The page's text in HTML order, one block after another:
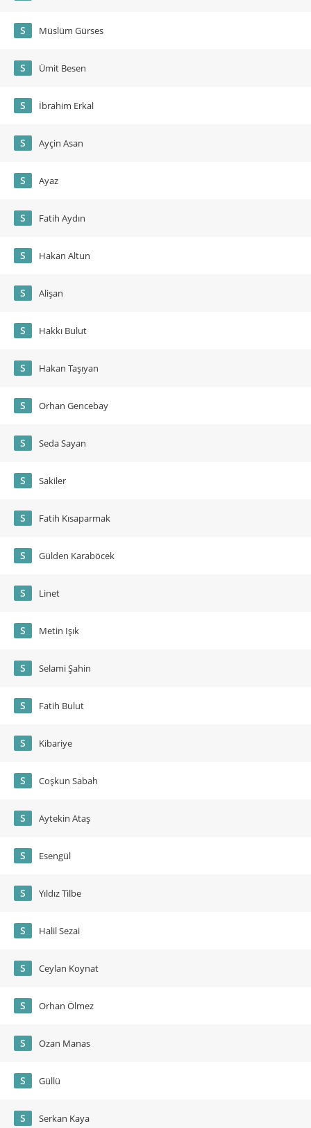
S Müslüm Gürses
S Ümit Besen
S İbrahim Erkal
S Ayçin Asan
S Ayaz
S Fatih Aydın
S Hakan Altun
S Alişan
S Hakkı Bulut
S Hakan Taşıyan
S Orhan Gencebay
S Seda Sayan
S Sakiler
S Fatih Kısaparmak
S Gülden Karaböcek
S Linet
S Metin Işık
S Selami Şahin
S Fatih Bulut
S Kibariye
S Coşkun Sabah
S Aytekin Ataş
S Esengül
S Yıldız Tilbe
S Halil Sezai
S Ceylan Koynat
S Orhan Ölmez
S Ozan Manas
S Güllü
S Serkan Kaya